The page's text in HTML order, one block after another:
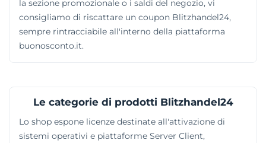
la sezione promozionale o i saldi del negozio, vi
consigliamo di riscattare un coupon Blitzhandel24,
sempre rintracciabile all'interno della piattaforma
buonosconto.it.
Le categorie di prodotti Blitzhandel24
Lo shop espone licenze destinate all'attivazione di
sistemi operativi e piattaforme Server Client,